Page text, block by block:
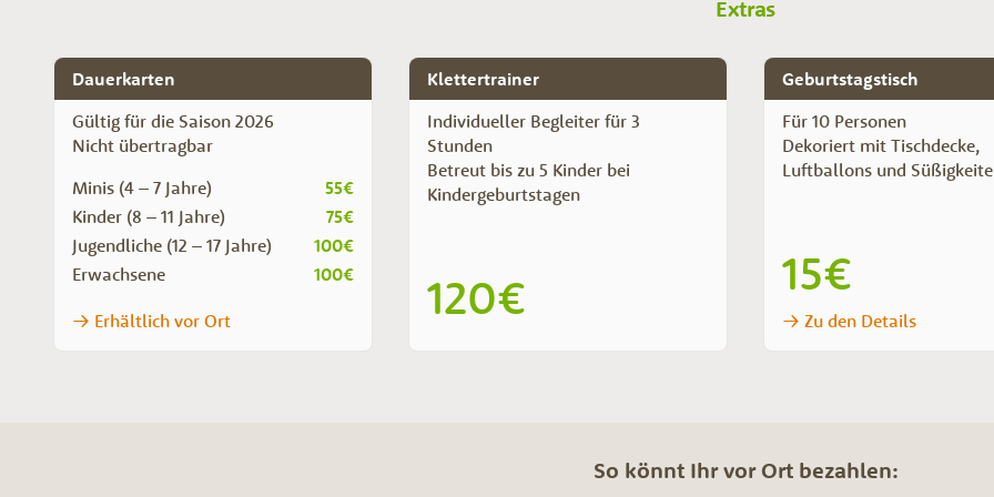
Extras
Dauerkarten
Gültig für die Saison 2026
Nicht übertragbar
Minis (4 – 7 Jahre)
55€
Kinder (8 – 11 Jahre)
75€
Jugendliche (12 – 17 Jahre)
100€
Erwachsene
100€
Erhältlich vor Ort
Klettertrainer
Individueller Begleiter für 3
Stunden
Betreut bis zu 5 Kinder bei
Kindergeburtstagen
120€
Geburtstagstisch
Für 10 Personen
Dekoriert mit Tischdecke,
Luftballons und
15€
Zu den Details
So könnt Ihr vor Ort bezahlen: